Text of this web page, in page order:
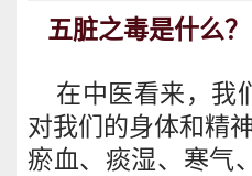
五脏之毒是什么？
在中医看来，我
对我们的身体和精
瘀血、痰湿、寒气